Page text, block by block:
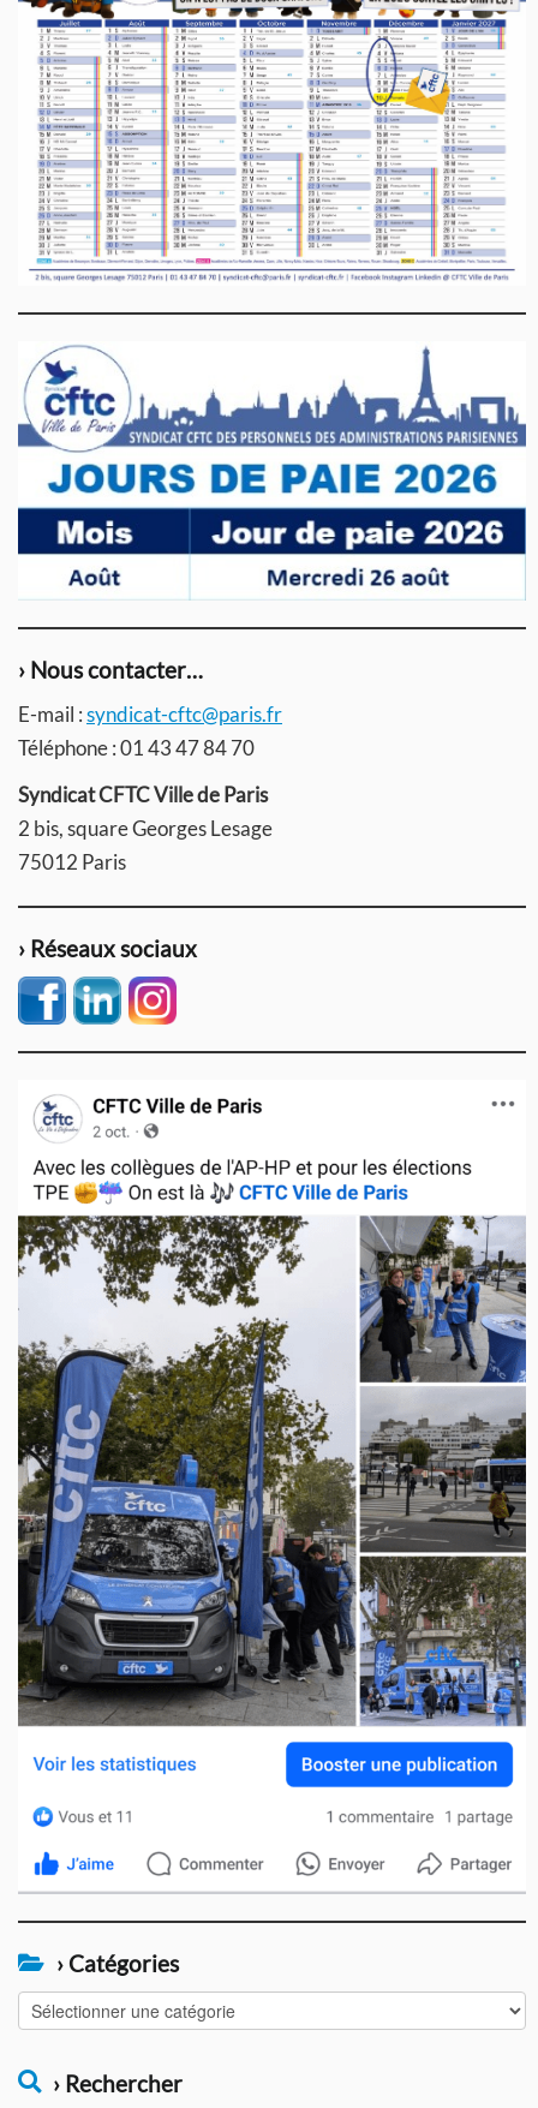
› Nous contacter…
E-mail :syndicat-cftc@paris.fr
Téléphone : 01 43 47 84 70
Syndicat CFTC Ville de Paris
2 bis, square Georges Lesage
75012 Paris
› Réseaux sociaux
› Catégories
Catégories
› Rechercher